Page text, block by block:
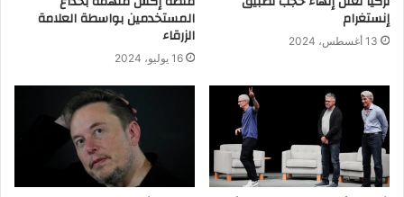
إنستغرام
13 أغسطس، 2024
المستخدمين بواسطة العلامة
الزرقاء
16 يوليو، 2024